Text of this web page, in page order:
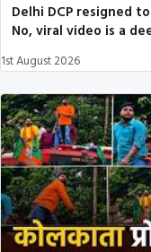
Delhi DCP resigned
No, viral video is a
1st August 2026